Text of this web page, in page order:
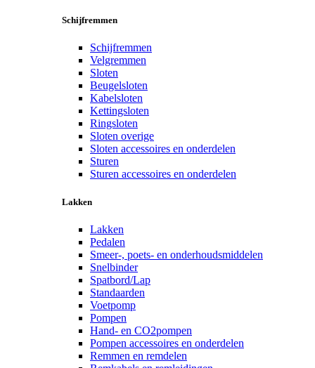
Schijfremmen
Schijfremmen
Velgremmen
Sloten
Beugelsloten
Kabelsloten
Kettingsloten
Ringsloten
Sloten overige
Sloten accessoires en onderdelen
Sturen
Sturen accessoires en onderdelen
Lakken
Lakken
Pedalen
Smeer-, poets- en onderhoudsmiddelen
Snelbinder
Spatbord/Lap
Standaarden
Voetpomp
Pompen
Hand- en CO2pompen
Pompen accessoires en onderdelen
Remmen en remdelen